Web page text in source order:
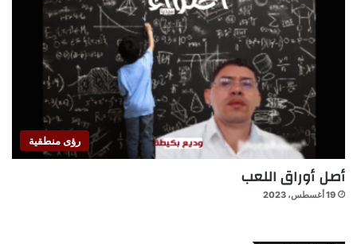
رؤى منطقية
أصل أوراق اللعب
19 أغسطس، 2023